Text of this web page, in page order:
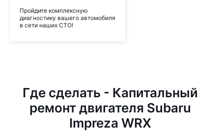
Пройдите комплексную
диагностику вашего автомобиля
в сети наших СТО!
Где сделать - Капитальный
ремонт двигателя Subaru
Impreza WRX